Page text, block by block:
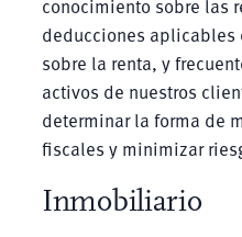
conocimiento sobre las
deducciones
sobre la renta, y
activos de nuestros
determinar la forma de
fiscales y minimizar
Inmobiliario